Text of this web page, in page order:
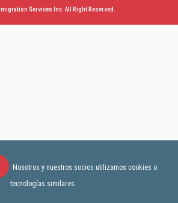
Services Inc. All Right Reserved.
Nosotros y nuestros socios utilizamos cookies o
tecnologías similares.